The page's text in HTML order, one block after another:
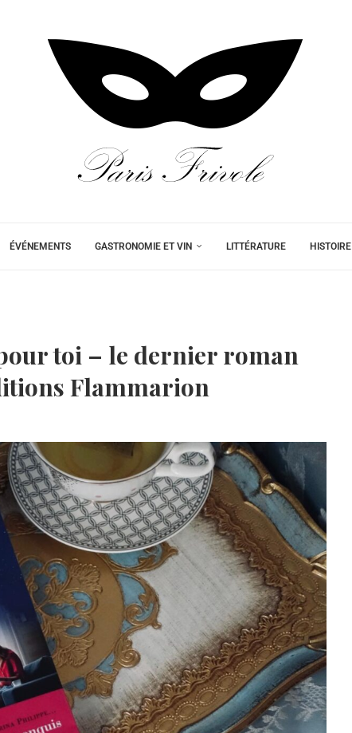
ÉVÉNEMENTS GASTRONOMIE ET VIN LITTÉRATURE HISTOIRE
toi – le dernier roman
Flammarion